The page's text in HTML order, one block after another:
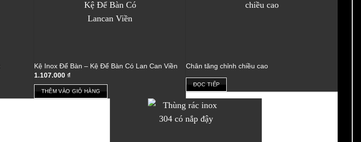
Kệ Inox Để Bàn – Kệ Để Bàn Có Lan Can Viền
1.107.000 ₫
THÊM VÀO GIỎ HÀNG
Chân tăng chỉnh chiều cao
ĐỌC TIẾP